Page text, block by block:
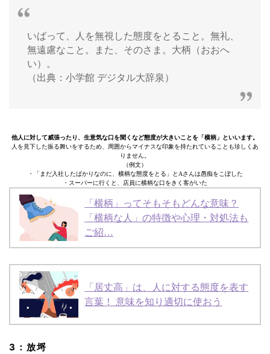
いばって、人を無視した態度をとること。無礼、
無遠慮なこと。また、そのさま。大柄（おおへ
い）。
（出典：小学館 デジタル大辞泉）
他人に対して威張ったり、生意気な口を聞くなど態度が大きいことを「横柄」といいます。
人を見下した振る舞いをするため、周囲からマイナスな印象を持たれていることも珍しくあ
りません。
（例文）
・「まだ入社したばかりなのに、横柄な態度をとる」とAさんは愚痴をこぼした
・スーパーに行くと、店員に横柄な口をきく客がいた
「横柄」ってそもそもどんな意味？
「横柄な人」の特徴や心理・対処法も
ご紹…
「居丈高」は、人に対する態度を表す
言葉！ 意味を知り適切に使おう
3：放埒